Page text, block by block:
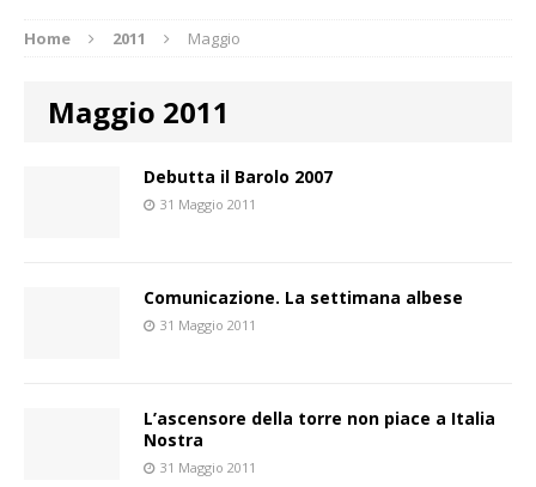
Home 2011 Maggio
Maggio 2011
Debutta il Barolo 2007
31 Maggio 2011
Comunicazione. La settimana albese
31 Maggio 2011
L’ascensore della torre non piace a Italia
Nostra
31 Maggio 2011